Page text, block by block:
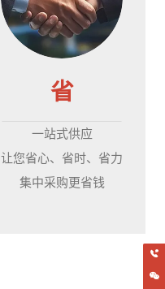
省
一站式供应
让您省心、省时、省力
集中采购更省钱